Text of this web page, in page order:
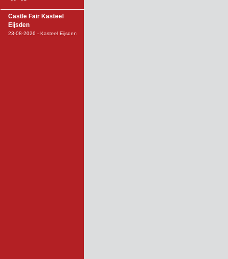
Castle Fair Kasteel
Eijsden
23-08-2026 - Kasteel Eijsden